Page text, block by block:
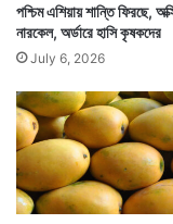
অনেকেই মনে
আদায় করে তা বজায়
মিলিয়ে কমানো
পশ্চিম এশিয়ায় শান্তি ফিরছে,
নারকেল, অর্ডারে হাসি কৃষকদের
July 6, 2026